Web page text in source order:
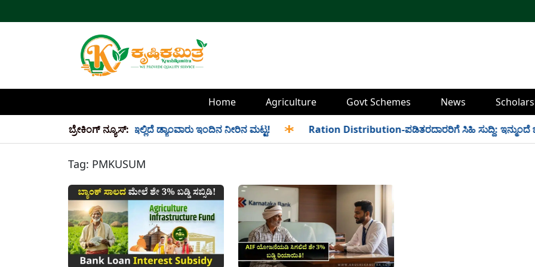
Home Agriculture Govt Schemes News
ಬ್ರೇಕಿಂಗ್ ನ್ಯೂಸ್:
34 TMC ನೀರು ಸಂಗ್ರಹ! ಇಲ್ಲಿದೆ ಡ್ಯಾಂವಾರು ಇಂದಿನ ನೀರಿನ ಮಟ್ಟ! Ration Distribution-ಪಡಿತರದಾರರಿಗೆ ಸಿಹಿ ಸುದ್ದಿ: ಇನ್ಮುಂದೆ
Tag: PMKUSUM